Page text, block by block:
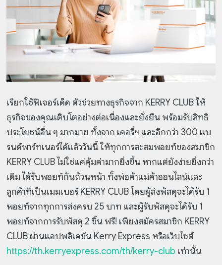
เรียกใช้ฟีเจอร์เด็ด ตัวช่วยทางธุรกิจจาก KERRY CLUB ให้
ธุรกิจของคุณเติบโตอย่างต่อเนื่องและยั่งยืน พร้อมรับสิทธิ
ประโยชน์อื่น ๆ มากมาย ทั้งจาก เคอรี่ฯ และอีกกว่า 300 แบ
รนด์พาร์ทเนอร์ได้แล้ววันนี้ ให้ทุกการสะสมพอยท์ของสมาชิก
KERRY CLUB ไม่ใช่แค่คุ้มค่ามากยิ่งขึ้น หากแต่ยังง่ายยิ่งกว่า
เดิม ได้รับพอยท์กันถ้วนหน้า ทั้งพ่อค้าแม่ค้าออนไลน์และ
ลูกค้าที่เป็นเมมเบอร์ KERRY CLUB โดยผู้ส่งพัสดุจะได้รับ 1
พอยท์จากทุกการส่งครบ 25 บาท และผู้รับพัสดุจะได้รับ 1
พอยท์จากการรับพัสดุ 2 ชิ้น ฟรี! เพียงสมัครสมาชิก KERRY
CLUB ผ่านแอปพลิเคชัน Kerry Express หรือเว็บไซต์
https://th.kerryexpress.com/th/kerry-club เท่านั้น